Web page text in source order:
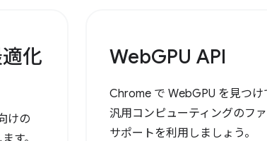
化
けの
WebGPU API
Chrome で WebGPU を見つけ
汎用コンピューティングのフ
サポートを利用しましょう。